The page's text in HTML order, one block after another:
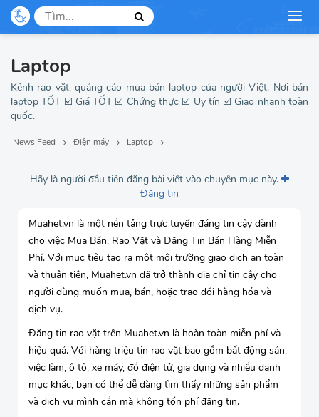
Laptop
Kênh rao vặt, quảng cáo mua bán laptop của người Việt. Nơi bán
laptop TỐT ☑️ Giá TỐT ☑️ Chứng thực ☑️ Uy tín ☑️ Giao nhanh toàn
quốc.
News Feed Điện máy Laptop
Hãy là người đầu tiên đăng bài viết vào chuyên mục này.
Đăng tin
Muahet.vn là một nền tảng trực tuyến đáng tin cậy dành
cho việc Mua Bán, Rao Vặt và Đăng Tin Bán Hàng Miễn
Phí. Với mục tiêu tạo ra một môi trường giao dịch an toàn
và thuận tiện, Muahet.vn đã trở thành địa chỉ tin cậy cho
người dùng muốn mua, bán, hoặc trao đổi hàng hóa và
dịch vụ.
Đăng tin rao vặt trên Muahet.vn là hoàn toàn miễn phí và
hiệu quả. Với hàng triệu tin rao vặt bao gồm bất động sản,
việc làm, ô tô, xe máy, đồ điện tử, gia dụng và nhiều danh
mục khác, bạn có thể dễ dàng tìm thấy những sản phẩm
và dịch vụ mình cần mà không tốn phí đăng tin.